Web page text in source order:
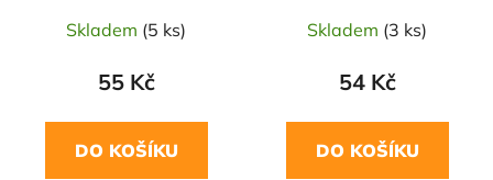
Skladem (5 ks)
55 Kč
DO KOŠÍKU
Skladem (3 ks)
54 Kč
DO KOŠÍKU